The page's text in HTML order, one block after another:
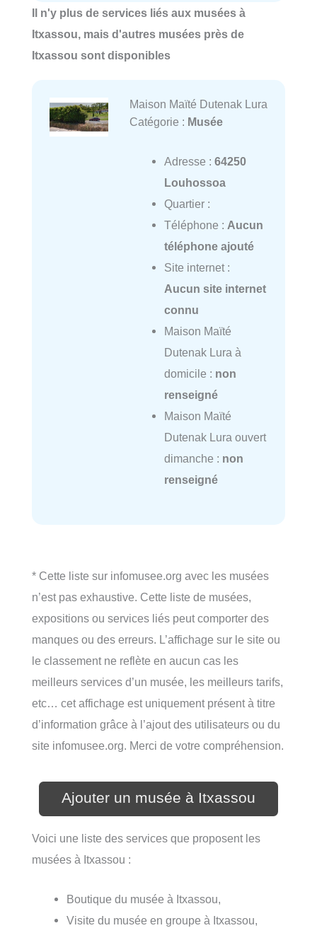
Il n'y plus de services liés aux musées à
Itxassou, mais d'autres musées près de
Itxassou sont disponibles
Maison Maïté Dutenak Lura
Catégorie : Musée
Adresse : 64250
Louhossoa
Quartier :
Téléphone : Aucun
téléphone ajouté
Site internet :
Aucun site internet
connu
Maison Maïté
Dutenak Lura à
domicile : non
renseigné
Maison Maïté
Dutenak Lura ouvert
dimanche : non
renseigné
* Cette liste sur infomusee.org avec les musées
n’est pas exhaustive. Cette liste de musées,
expositions ou services liés peut comporter des
manques ou des erreurs. L’affichage sur le site ou
le classement ne reflète en aucun cas les
meilleurs services d’un musée, les meilleurs tarifs,
etc… cet affichage est uniquement présent à titre
d’information grâce à l’ajout des utilisateurs ou du
site infomusee.org. Merci de votre compréhension.
Ajouter un musée à Itxassou
Voici une liste des services que proposent les
musées à Itxassou :
Boutique du musée à Itxassou,
Visite du musée en groupe à Itxassou,